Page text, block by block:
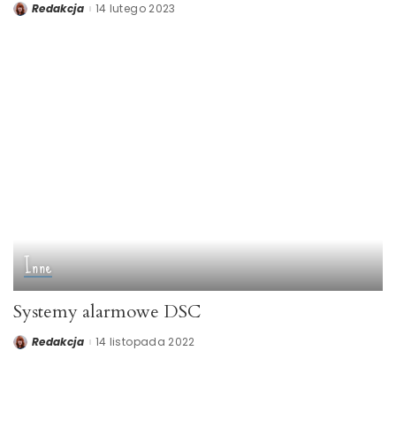
PostedRedakcja 14 lutego 2023
Inne
Systemy alarmowe DSC
PostedRedakcja 14 listopada 2022